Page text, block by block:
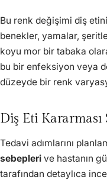
Bu renk değişimi diş
benekler, yamalar,
koyu mor bir tabaka
bu bir enfeksiyon veya
düzeyde bir renk
Diş Eti Kararması
Tedavi adımlarını
sebepleri ve hastanın
tarafından detaylıca